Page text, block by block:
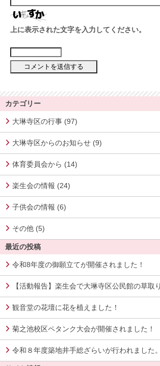
上に表示された文字を入力してください。
カテゴリー
大琳寺区の行事 (97)
大琳寺区からのお知らせ (9)
体育委員会から (14)
楽生会の情報 (24)
子供会の情報 (6)
その他 (5)
最近の投稿
令和8年度の御願立てが開催されました！
【活動報告】楽生会で大琳寺区公民館の草取
観音堂の花壇に花を植えました！
菊之池校区ペタンク大会が開催されました！
令和８年度築地井手総ざらいが行われました。